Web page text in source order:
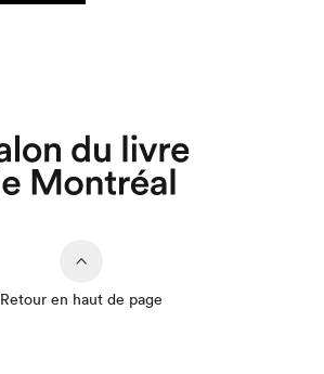
Retour en haut de page